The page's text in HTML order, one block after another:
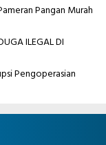
Pangan Murah
ILEGAL DI
Pengoperasian